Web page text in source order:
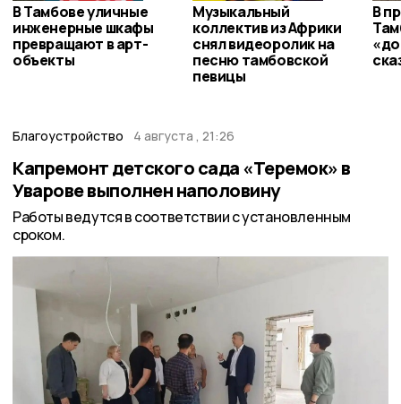
В Тамбове уличные
инженерные шкафы
превращают в арт-
объекты
Музыкальный
коллектив из Африки
снял видеоролик на
песню тамбовской
певицы
В
Благоустройство 4 августа , 21:26
Капремонт детского сада «Теремок» в
Уварове выполнен наполовину
Работы ведутся в соответствии с установленным
сроком.